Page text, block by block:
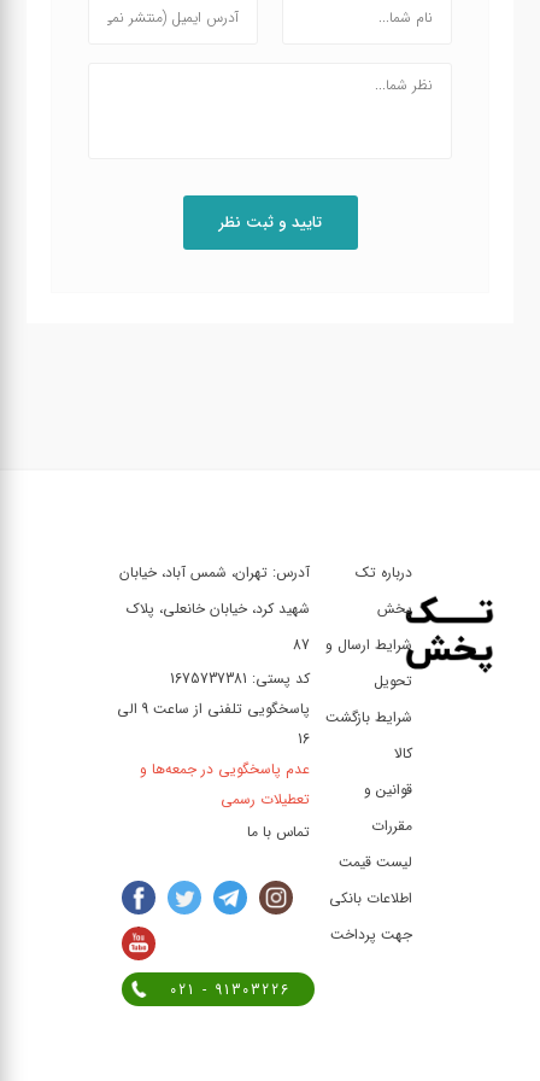
درباره تک
پخش
شرایط ارسال و
تحویل
شرایط بازگشت
کالا
قوانین و
مقررات
لیست قیمت
اطلاعات بانکی
جهت پرداخت
آدرس: تهران، شمس آباد، خیابان
شهید کرد، خیابان خانعلی، پلاک
87
کد پستی: 1675737381
پاسخگویی تلفنی از ساعت 9 الی
16
عدم پاسخگویی در جمعه‌ها و
تعطیلات رسمی
تماس با ما
021 - 91303226